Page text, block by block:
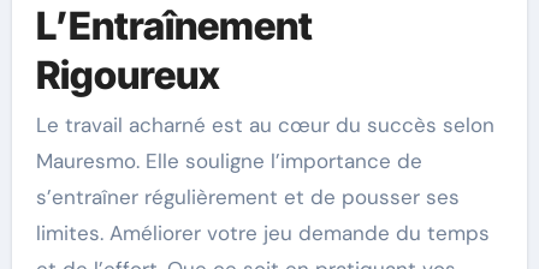
L’Entraînement
Rigoureux
Le travail acharné est au cœur du succès selon
Mauresmo. Elle souligne l’importance de
s’entraîner régulièrement et de pousser ses
limites. Améliorer votre jeu demande du temps